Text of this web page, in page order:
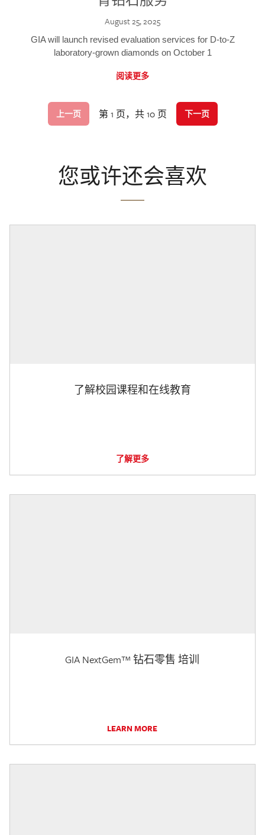
August 25, 2025
GIA will launch revised evaluation services for D-to-Z
laboratory-grown diamonds on October 1
阅读更多
上一页 第 1 页，共 10 页 下一页
您或许还会喜欢
了解校园课程和在线教育
了解更多
GIA NextGem™ 钻石零售 培训
LEARN MORE